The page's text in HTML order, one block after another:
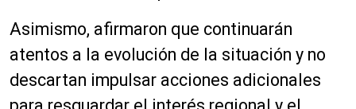
Asimismo, afirmaron que continuarán
atentos a la evolución de la situación y no
descartan impulsar acciones adicionales